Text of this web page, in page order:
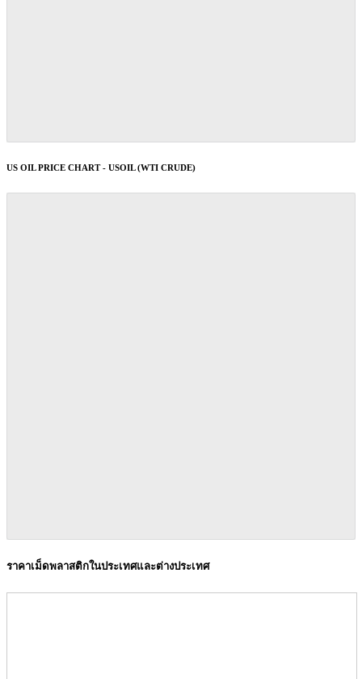
US OIL PRICE CHART - USOIL (WTI CRUDE)
ราคาเม็ดพลาสติกในประเทศและต่างประเทศ